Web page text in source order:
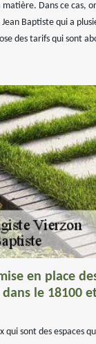
matière. Dans ce cas,
Baptiste qui a
des tarifs qui sont
en place
le 18100
qui sont des espaces